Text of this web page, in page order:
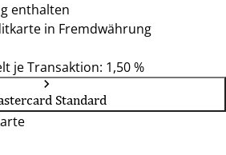
enthalten
in Fremdwährung
je Transaktion: 1,50 %
Standard